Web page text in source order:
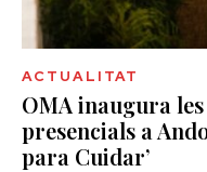
ACTUALITAT
OMA inaugura
presencials a
para Cuidar’